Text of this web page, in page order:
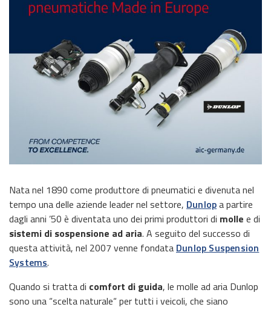
Nata nel 1890 come produttore di pneumatici e divenuta nel
tempo una delle aziende leader nel settore, Dunlopa partire
dagli anni ’50 è diventata uno dei primi produttori di molle e di
sistemi di sospensione ad aria. A seguito del successo di
questa attività, nel 2007 venne fondata Dunlop Suspension
Systems.
Quando si tratta di comfort di guida, le molle ad aria Dunlop
sono una “scelta naturale“ per tutti i veicoli, che siano